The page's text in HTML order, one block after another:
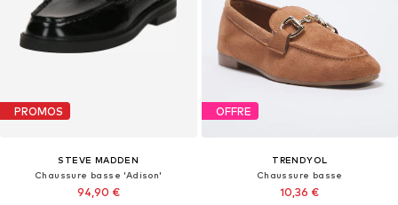
PROMOS
STEVE MADDEN
Chaussure basse 'Adison'
94,90 €
OFFRE
TRENDYOL
Chaussure basse
10,36 €